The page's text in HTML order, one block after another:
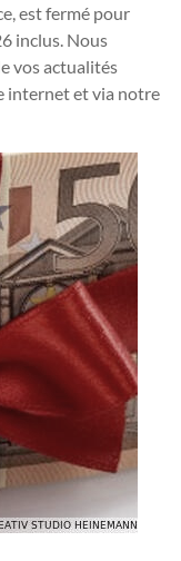
est fermé pour
inclus. Nous
vos actualités
internet et via notre